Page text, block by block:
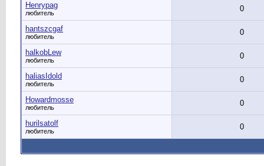
Henrypag
любитель 0
hantszcgaf
любитель 0
halkobLew
любитель 0
haliasIdold
любитель 0
Howardmosse
любитель 0
hurilsatolf
любитель 0